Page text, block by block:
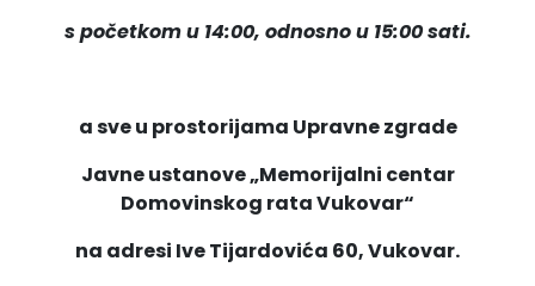
s početkom u 14:00, odnosno u 15:00 sati.
a sve u prostorijama Upravne zgrade
Javne ustanove „Memorijalni centar
Domovinskog rata Vukovar“
na adresi Ive Tijardovića 60, Vukovar.